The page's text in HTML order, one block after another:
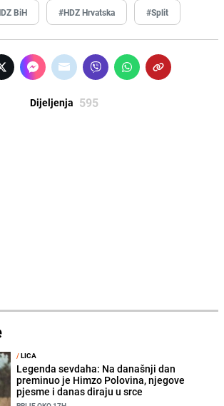
BiH #HDZ Hrvatska #Split
Dijeljenja 595
/LICA
Legenda sevdaha: Na današnji dan
preminuo je Himzo Polovina, njegove
pjesme i danas diraju u srce